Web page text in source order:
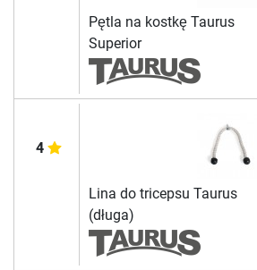
Pętla na kostkę Taurus
Superior
4
Lina do tricepsu Taurus
(długa)